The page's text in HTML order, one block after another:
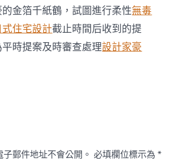
的金箔千紙鶴，試圖進行柔性無毒
式住宅設計截止時間后收到的提
時提案及時審查處理設計家豪
郵件地址不會公開。 必填欄位標示為*